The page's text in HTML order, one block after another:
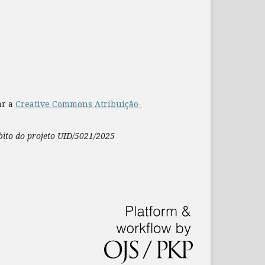
a Creative Commons Atribuição-
do projeto UID/5021/2025